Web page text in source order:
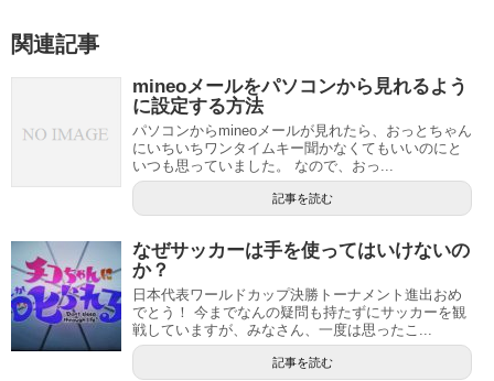
関連記事
mineoメールをパソコンから見れるよう
に設定する方法
パソコンからmineoメールが見れたら、おっとちゃん
にいちいちワンタイムキー聞かなくてもいいのにと
いつも思っていました。 なので、おっ...
記事を読む
なぜサッカーは手を使ってはいけないの
か？
日本代表ワールドカップ決勝トーナメント進出おめ
でとう！ 今までなんの疑問も持たずにサッカーを観
戦していますが、みなさん、一度は思ったこ...
記事を読む